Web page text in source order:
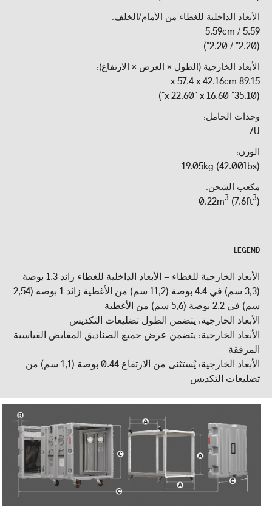
الأبعاد الداخلية للغطاء من الأمام/الخلف:
5.59 / 5.59cm
(2.20" / 2.20")
الأبعاد الخارجية (الطول × العرض × الارتفاع):
89.15 x 57.4 x 42.16cm
(35.10" x 22.60" x 16.60")
وحدات الحامل:
7U
الوزن:
19.05kg (42.00lbs)
مكعب الشحن:
0.22m3 (7.6ft3)
LEGEND
الأبعاد الخارجية للغطاء = الأبعاد الداخلية للغطاء زائد 1.3 بوصة
(3,3 سم) في 4.4 بوصة (11,2 سم) من الأغطية زائد 1 بوصة (2,54
سم) في 2.2 بوصة (5,6 سم) من الأغطية
الأبعاد الخارجية: يتضمن الطول تضليعات التكديس
الأبعاد الخارجية: يتضمن عرض جميع الصناديق المقابض القياسية
المرفقة
الأبعاد الخارجية: يُستثنى من الارتفاع 0.44 بوصة (1,1 سم) من
تضليعات التكديس